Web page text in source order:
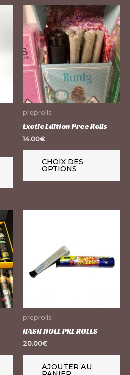
preprolls
Exotic Edition Pree Rolls
14.00€
CHOIX DES
OPTIONS
Ce
a
a
variations.
Les
options
preprolls
HASH HOLE PRE ROLLS
20.00€
AJOUTER AU